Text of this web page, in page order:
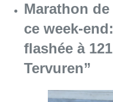
Marathon
ce week-
flashée à
Tervuren”